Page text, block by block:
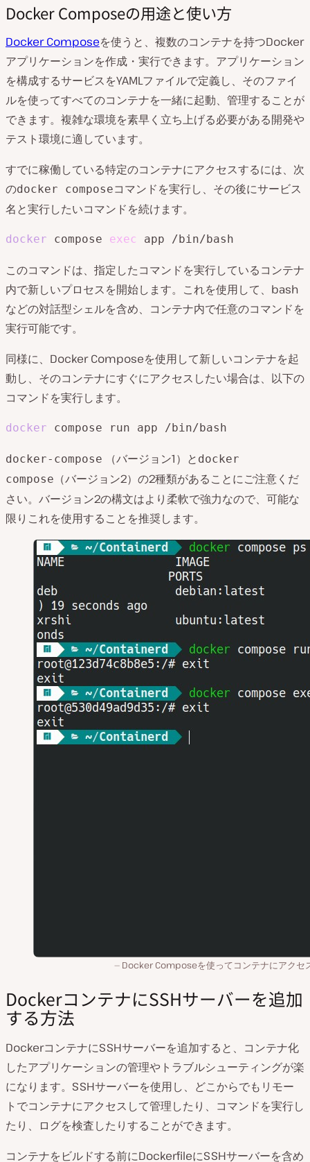
Docker Composeの用途と使い方
Docker Composeを使うと、複数のコンテナを持つDocker
アプリケーションを作成・実行できます。アプリケーション
を構成するサービスをYAMLファイルで定義し、そのファイ
ルを使ってすべてのコンテナを一緒に起動、管理することが
できます。複雑な環境を素早く立ち上げる必要がある開発や
テスト環境に適しています。
すでに稼働している特定のコンテナにアクセスするには、次
のdocker composeコマンドを実行し、その後にサービス
名と実行したいコマンドを続けます。
docker compose exec app /bin/bash
このコマンドは、指定したコマンドを実行しているコンテナ
内で新しいプロセスを開始します。これを使用して、bash
などの対話型シェルを含め、コンテナ内で任意のコマンドを
実行可能です。
同様に、Docker Composeを使用して新しいコンテナを起
動し、そのコンテナにすぐにアクセスしたい場合は、以下の
コマンドを実行します。
docker compose run app /bin/bash
docker-compose （バージョン1）と docker
compose （バージョン2）の2種類があることにご注意くだ
さい。バージョン2の構文はより柔軟で強力なので、可能な
限りこれを使用することを推奨します。
Docker Composeを使ってコンテナにアクセ
DockerコンテナにSSHサーバーを追加
する方法
DockerコンテナにSSHサーバーを追加すると、コンテナ化
したアプリケーションの管理やトラブルシューティングが楽
になります。SSHサーバーを使用し、どこからでもリモー
トでコンテナにアクセスして管理したり、コマンドを実行し
たり、ログを検査したりすることができます。
コンテナをビルドする前にDockerfileにSSHサーバーを含め